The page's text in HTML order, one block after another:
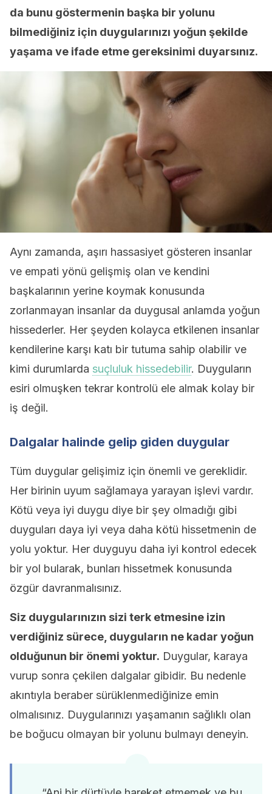
da bunu göstermenin başka bir yolunu
bilmediğiniz için duygularınızı yoğun şekilde
yaşama ve ifade etme gereksinimi duyarsınız.
Aynı zamanda, aşırı hassasiyet gösteren insanlar
ve empati yönü gelişmiş olan ve kendini
başkalarının yerine koymak konusunda
zorlanmayan insanlar da duygusal anlamda yoğun
hissederler. Her şeyden kolayca etkilenen insanlar
kendilerine karşı katı bir tutuma sahip olabilir ve
kimi durumlarda suçluluk hissedebilir. Duyguların
esiri olmuşken tekrar kontrolü ele almak kolay bir
iş değil.
Dalgalar halinde gelip giden duygular
Tüm duygular gelişimiz için önemli ve gereklidir.
Her birinin uyum sağlamaya yarayan işlevi vardır.
Kötü veya iyi duygu diye bir şey olmadığı gibi
duyguları daya iyi veya daha kötü hissetmenin de
yolu yoktur. Her duyguyu daha iyi kontrol edecek
bir yol bularak, bunları hissetmek konusunda
özgür davranmalısınız.
Siz duygularınızın sizi terk etmesine izin
verdiğiniz sürece, duyguların ne kadar yoğun
olduğunun bir önemi yoktur. Duygular, karaya
vurup sonra çekilen dalgalar gibidir. Bu nedenle
akıntıyla beraber sürüklenmediğinize emin
olmalısınız. Duygularınızı yaşamanın sağlıklı olan
be boğucu olmayan bir yolunu bulmayı deneyin.